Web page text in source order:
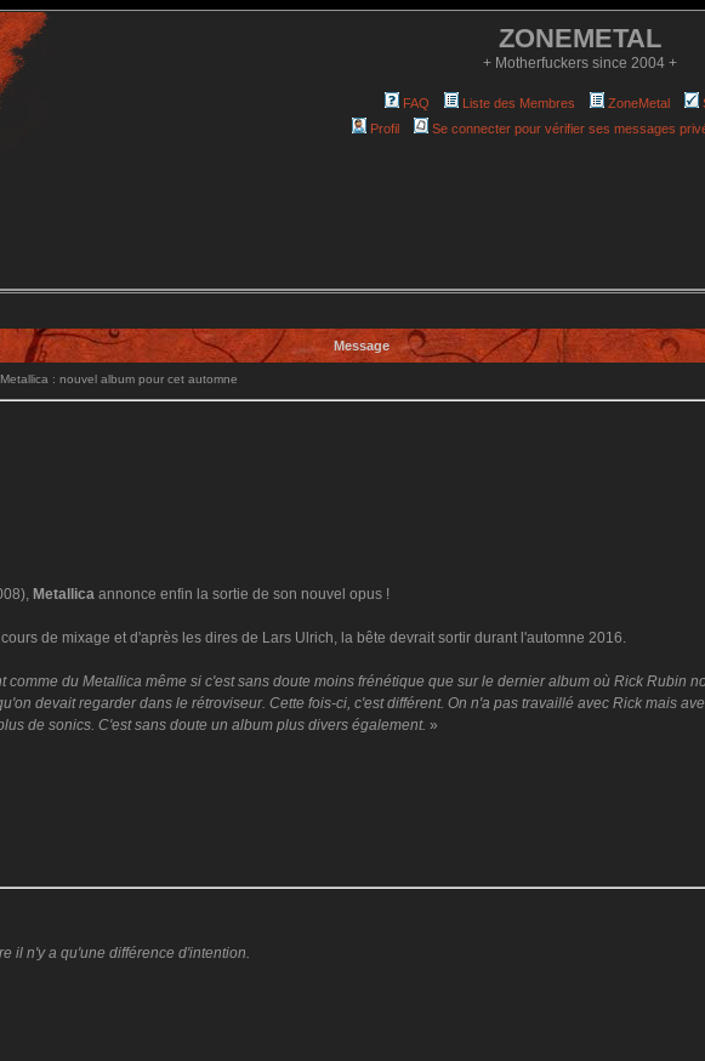
ZONEMETAL
+ Motherfuckers since 2004 +
FAQ Liste des Membres ZoneMetal
Profil
Se connecter pour vérifier ses messages
Message
: nouvel album pour cet automne
Metallica annonce enfin la sortie de son nouvel opus !
de mixage et d'après les dires de Lars Ulrich, la bête devrait sortir durant l'automne 2016.
comme du Metallica même si c'est sans doute moins frénétique que sur le dernier album où Rick Rubin
devait regarder dans le rétroviseur. Cette fois-ci, c'est différent. On n'a pas travaillé avec Rick mais
de sonics. C'est sans doute un album plus divers également. »
il n'y a qu'une différence d'intention.